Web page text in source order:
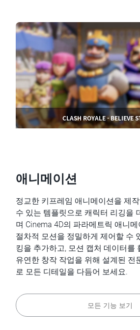
CLASH ROYALE - BELIEVE
애니메이션
정교한 키프레임 애니메이션을 제
수 있는 템플릿으로 캐릭터 리깅을
며 Cinema 4D의 파라메트릭 애니
절차적 모션을 정밀하게 제어할 수
킹을 추가하고, 모션 캡처 데이터를
유연한 창작 작업을 위해 설계된 전
로 모든 디테일을 다듬어 보세요.
모든 기능 보기